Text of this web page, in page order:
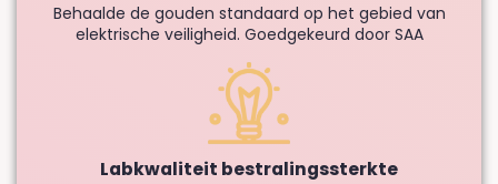
Behaalde de gouden standaard op het gebied van
elektrische veiligheid. Goedgekeurd door SAA
Labkwaliteit bestralingssterkte